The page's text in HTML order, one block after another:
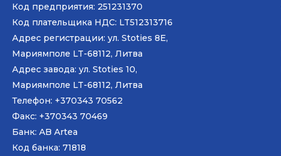
Код предприятия: 251231370
Код плательщика НДС: LT512313716
Адрес регистрации: ул. Stoties 8E,
Мариямполе LT-68112, Литва
Адрес завода: ул. Stoties 10,
Мариямполе LT-68112, Литва
Телефон: +370343 70562
Факс: +370343 70469
Банк: AB Artea
Код банка: 71818